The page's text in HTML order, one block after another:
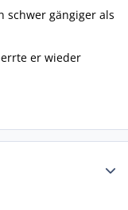
schwer gängiger als
er wieder